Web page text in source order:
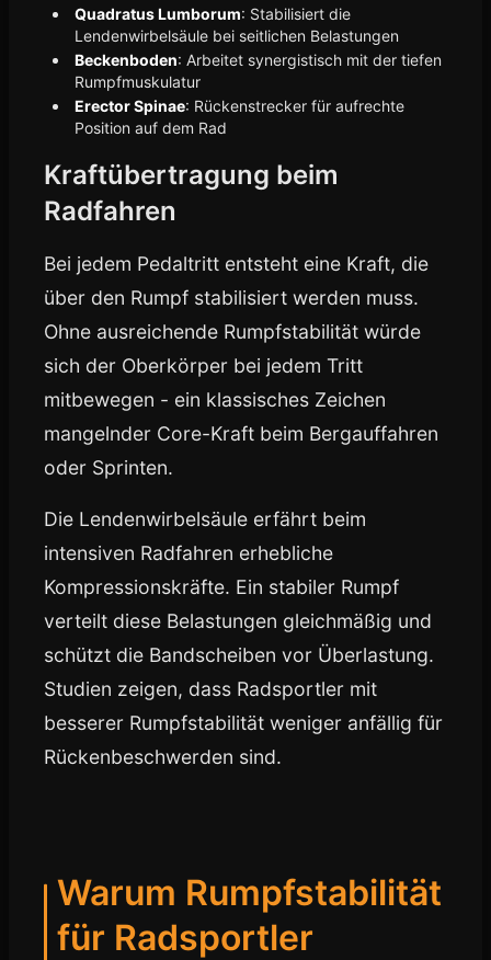
Quadratus Lumborum: Stabilisiert die
Lendenwirbelsäule bei seitlichen Belastungen
Beckenboden: Arbeitet synergistisch mit der tiefen
Rumpfmuskulatur
Erector Spinae: Rückenstrecker für aufrechte
Position auf dem Rad
Kraftübertragung beim
Radfahren
Bei jedem Pedaltritt entsteht eine Kraft, die
über den Rumpf stabilisiert werden muss.
Ohne ausreichende Rumpfstabilität würde
sich der Oberkörper bei jedem Tritt
mitbewegen - ein klassisches Zeichen
mangelnder Core-Kraft beim Bergauffahren
oder Sprinten.
Die Lendenwirbelsäule erfährt beim
intensiven Radfahren erhebliche
Kompressionskräfte. Ein stabiler Rumpf
verteilt diese Belastungen gleichmäßig und
schützt die Bandscheiben vor Überlastung.
Studien zeigen, dass Radsportler mit
besserer Rumpfstabilität weniger anfällig für
Rückenbeschwerden sind.
Warum Rumpfstabilität
für Radsportler